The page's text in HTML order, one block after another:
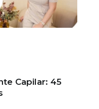
Capilar: 45